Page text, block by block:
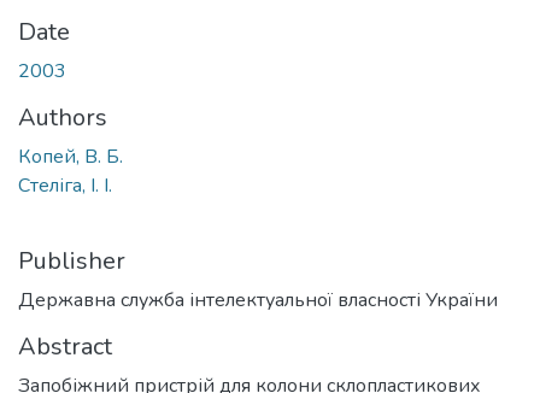
Date
2003
Authors
Копей, В. Б.
Стеліга, І. І.
Publisher
Державна служба інтелектуальної власності України
Abstract
Запобіжний пристрій для колони склопластикових